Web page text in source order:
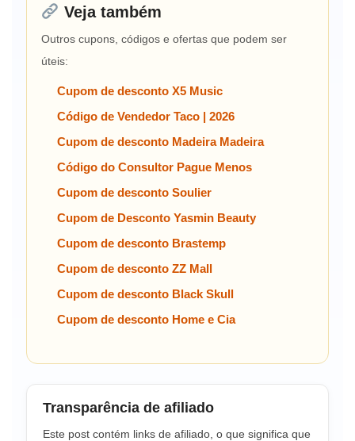
Veja também
Outros cupons, códigos e ofertas que podem ser
úteis:
Cupom de desconto X5 Music
Código de Vendedor Taco | 2026
Cupom de desconto Madeira Madeira
Código do Consultor Pague Menos
Cupom de desconto Soulier
Cupom de Desconto Yasmin Beauty
Cupom de desconto Brastemp
Cupom de desconto ZZ Mall
Cupom de desconto Black Skull
Cupom de desconto Home e Cia
Transparência de afiliado
Este post contém links de afiliado, o que significa que